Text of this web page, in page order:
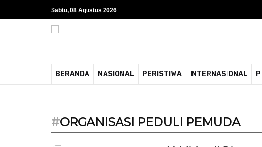
Sabtu, 08 Agustus 2026
BERANDA NASIONAL PERISTIWA INTERNASIONAL
#ORGANISASI PEDULI PEMUDA